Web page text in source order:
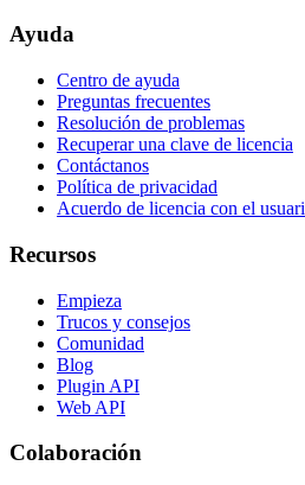
Ayuda
Centro de ayuda
Preguntas frecuentes
Resolución de problemas
Recuperar una clave de licencia
Contáctanos
Política de privacidad
Acuerdo de licencia con el
Recursos
Empieza
Trucos y consejos
Comunidad
Blog
Plugin API
Web API
Colaboración